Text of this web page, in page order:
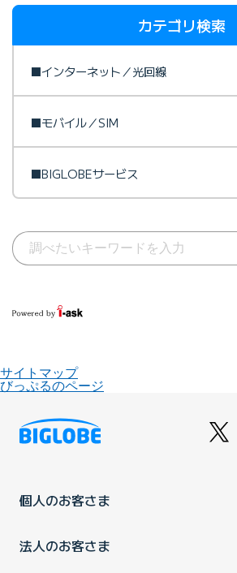
カテゴリ検索
■インターネット／光回線
■モバイル／SIM
■BIGLOBEサービス
サイトマップ
びっぷるのページ
個人のお客さま
法人のお客さま